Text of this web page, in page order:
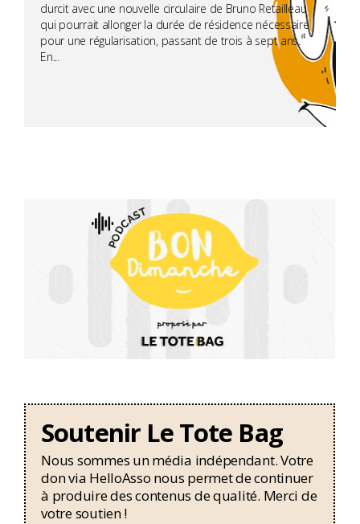
durcit avec une nouvelle circulaire de Bruno Retailleau
qui pourrait allonger la durée de résidence nécessaire
pour une régularisation, passant de trois à sept ans.
En...
Soutenir Le Tote Bag
Nous sommes un média indépendant. Votre
don via HelloAsso nous permet de continuer
à produire des contenus de qualité. Merci de
votre soutien !